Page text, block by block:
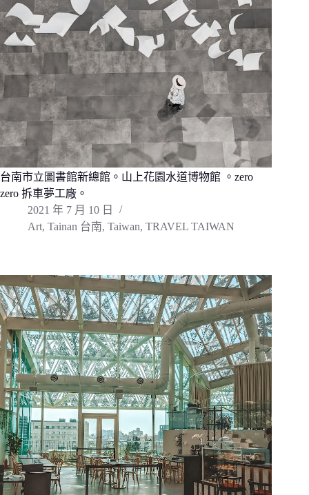
台南市立圖書館新總館。山上花園水道博物館 。zero
zero 拆車夢工廠。
2021 年 7 月 10 日
Art, Tainan 台南, Taiwan, TRAVEL TAIWAN